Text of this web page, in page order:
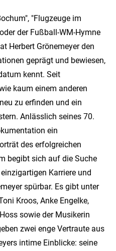
"Flugzeuge im
der Fußball-WM-Hymne
Herbert Grönemeyer den
geprägt und bewiesen,
kennt. Seit
kaum einem anderen
zu erfinden und ein
Anlässlich seines 70.
ein
des erfolgreichen
begibt sich auf die Suche
Karriere und
spürbar. Es gibt unter
Kroos, Anke Engelke,
sowie der Musikerin
zwei enge Vertraute aus
intime Einblicke: seine